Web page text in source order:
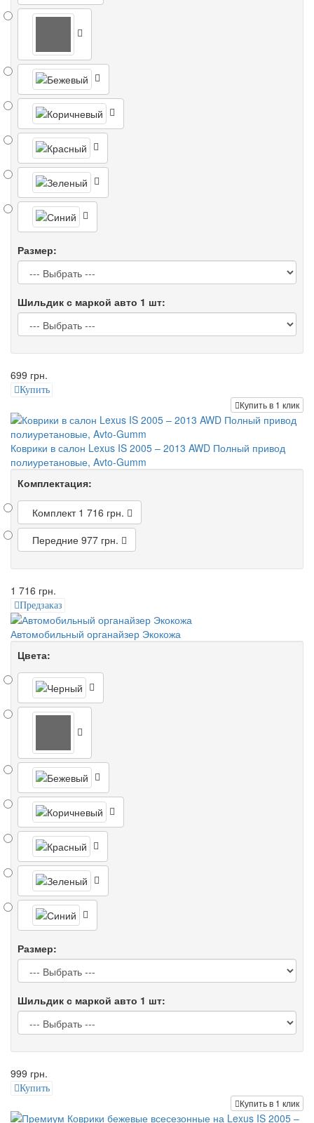
Размер:
Шильдик с маркой авто 1 шт:
699 грн.
Купить
Купить в 1 клик
Коврики в салон Lexus IS 2005 – 2013 AWD Полный привод
полиуретановые, Avto-Gumm
Комплектация:
Комплект 1 716 грн.
Передние 977 грн.
1 716 грн.
Предзаказ
Автомобильный органайзер Экокожа
Цвета:
Размер:
Шильдик с маркой авто 1 шт:
999 грн.
Купить
Купить в 1 клик